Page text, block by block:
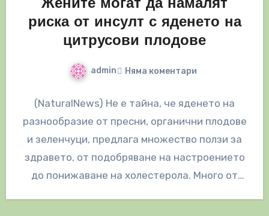
Жените могат да намалят
риска от инсулт с яденето на
цитрусови плодове
admin Няма коментари
(NaturalNews) Не е тайна, че яденето на
разнообразие от пресни, органични плодове
и зеленчуци, предлага множество ползи за
здравето, от подобряване на настроението
до понижаване на холестерола. Много от